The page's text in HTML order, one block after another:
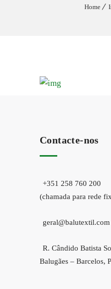
Home
Contacte-nos
+351 258 760 200
(chamada para rede
geral@balutextil.com
R. Cândido Batista
Balugães – Barcelos,